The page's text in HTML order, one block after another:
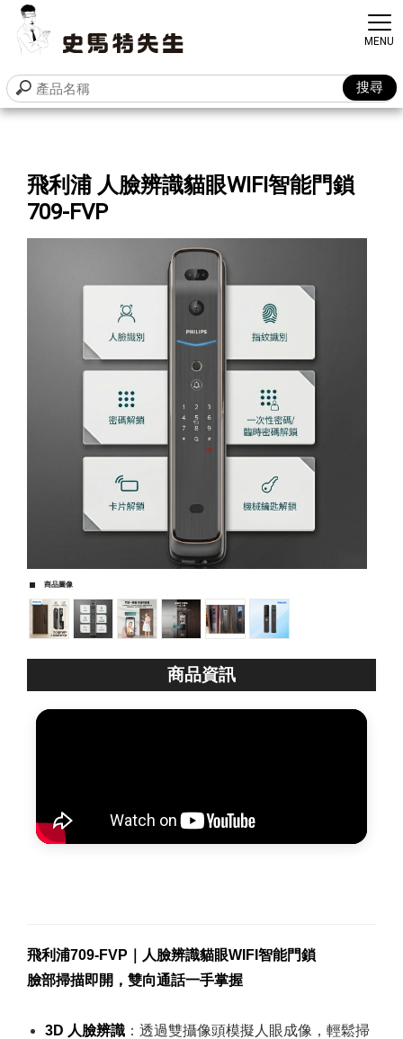
飛利浦 人臉辨識貓眼WIFI智能門鎖
709-FVP
商品圖像
商品資訊
飛利浦709-FVP｜人臉辨識貓眼WIFI智能門鎖
臉部掃描即開，雙向通話一手掌握
3D 人臉辨識 ：透過雙攝像頭模擬人眼成像，輕鬆掃